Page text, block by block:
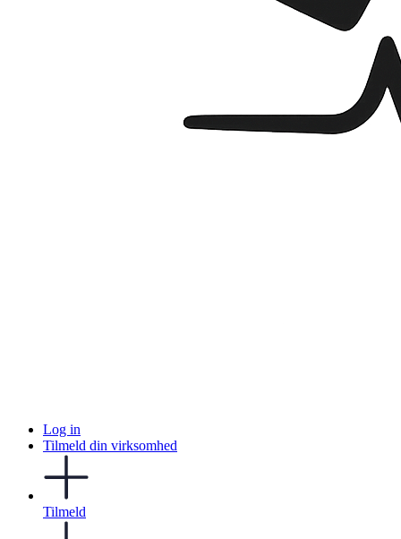
Log in
Tilmeld din virksomhed
Tilmeld